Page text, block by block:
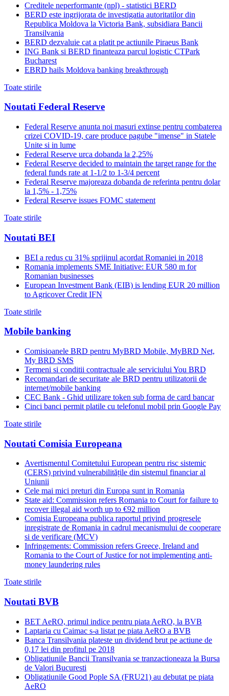
Creditele neperformante (npl) - statistici BERD
BERD este ingrijorata de investigatia autoritatilor din
Republica Moldova la Victoria Bank, subsidiara Bancii
Transilvania
BERD dezvaluie cat a platit pe actiunile Piraeus Bank
ING Bank si BERD finanteaza parcul logistic CTPark
Bucharest
EBRD hails Moldova banking breakthrough
Toate stirile
Noutati Federal Reserve
Federal Reserve anunta noi masuri extinse pentru combaterea
crizei COVID-19, care produce pagube "imense" in Statele
Unite si in lume
Federal Reserve urca dobanda la 2,25%
Federal Reserve decided to maintain the target range for the
federal funds rate at 1-1/2 to 1-3/4 percent
Federal Reserve majoreaza dobanda de referinta pentru dolar
la 1,5% - 1,75%
Federal Reserve issues FOMC statement
Toate stirile
Noutati BEI
BEI a redus cu 31% sprijinul acordat Romaniei in 2018
Romania implements SME Initiative: EUR 580 m for
Romanian businesses
European Investment Bank (EIB) is lending EUR 20 million
to Agricover Credit IFN
Toate stirile
Mobile banking
Comisioanele BRD pentru MyBRD Mobile, MyBRD Net,
My BRD SMS
Termeni si conditii contractuale ale serviciului You BRD
Recomandari de securitate ale BRD pentru utilizatorii de
internet/mobile banking
CEC Bank - Ghid utilizare token sub forma de card bancar
Cinci banci permit platile cu telefonul mobil prin Google Pay
Toate stirile
Noutati Comisia Europeana
Avertismentul Comitetului European pentru risc sistemic
(CERS) privind vulnerabilitățile din sistemul financiar al
Uniunii
Cele mai mici preturi din Europa sunt in Romania
State aid: Commission refers Romania to Court for failure to
recover illegal aid worth up to €92 million
Comisia Europeana publica raportul privind progresele
inregistrate de Romania in cadrul mecanismului de cooperare
si de verificare (MCV)
Infringements: Commission refers Greece, Ireland and
Romania to the Court of Justice for not implementing anti-
money laundering rules
Toate stirile
Noutati BVB
BET AeRO, primul indice pentru piata AeRO, la BVB
Laptaria cu Caimac s-a listat pe piata AeRO a BVB
Banca Transilvania plateste un dividend brut pe actiune de
0,17 lei din profitul pe 2018
Obligatiunile Bancii Transilvania se tranzactioneaza la Bursa
de Valori Bucuresti
Obligatiunile Good Pople SA (FRU21) au debutat pe piata
AeRO